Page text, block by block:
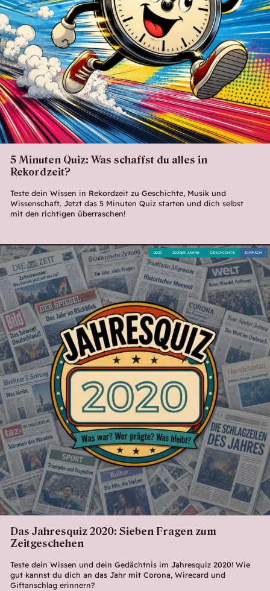
5 Minuten Quiz: Was schaffst du alles in
Rekordzeit?
Teste dein Wissen in Rekordzeit zu Geschichte, Musik und
Wissenschaft. Jetzt das 5 Minuten Quiz starten und dich selbst
mit den richtigen überraschen!
Das Jahresquiz 2020: Sieben Fragen zum
Zeitgeschehen
Teste dein Wissen und dein Gedächtnis im Jahresquiz 2020! Wie
gut kannst du dich an das Jahr mit Corona, Wirecard und
Giftanschlag erinnern?
EINFACH
GESCHICHTE
2020ER JAHRE
2020